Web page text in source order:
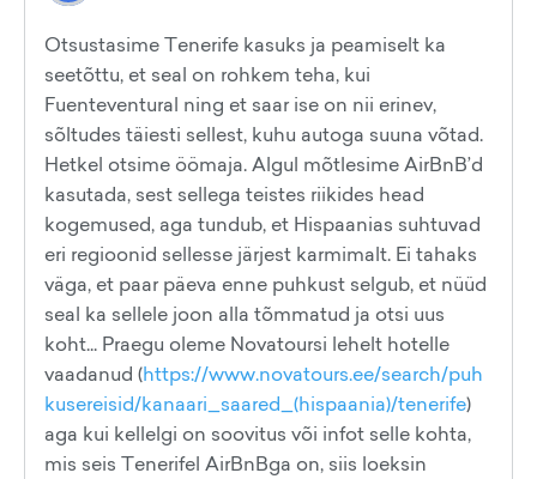
Otsustasime Tenerife kasuks ja peamiselt ka
seetõttu, et seal on rohkem teha, kui
Fuenteventural ning et saar ise on nii erinev,
sõltudes täiesti sellest, kuhu autoga suuna võtad.
Hetkel otsime öömaja. Algul mõtlesime AirBnB’d
kasutada, sest sellega teistes riikides head
kogemused, aga tundub, et Hispaanias suhtuvad
eri regioonid sellesse järjest karmimalt. Ei tahaks
väga, et paar päeva enne puhkust selgub, et nüüd
seal ka sellele joon alla tõmmatud ja otsi uus
koht... Praegu oleme Novatoursi lehelt hotelle
vaadanud (https://www.novatours.ee/search/puh
kusereisid/kanaari_saared_(hispaania)/tenerife)
aga kui kellelgi on soovitus või infot selle kohta,
mis seis Tenerifel AirBnBga on, siis loeksin